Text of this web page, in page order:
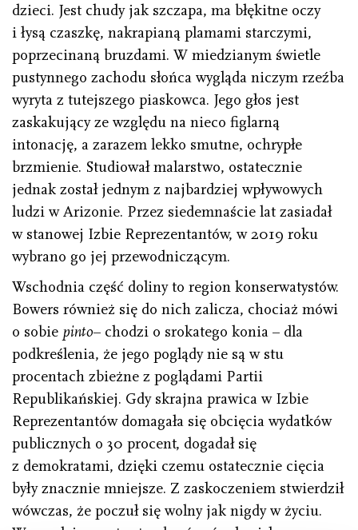
dzieci. Jest chudy jak szczapa, ma błękitne oczy
i łysą czaszkę, nakrapianą plamami starczymi,
poprzecinaną bruzdami. W miedzianym świetle
pustynnego zachodu słońca wygląda niczym rzeźba
wyryta z tutejszego piaskowca. Jego głos jest
zaskakujący ze względu na nieco figlarną
intonację, a zarazem lekko smutne, ochrypłe
brzmienie. Studiował malarstwo, ostatecznie
jednak został jednym z najbardziej wpływowych
ludzi w Arizonie. Przez siedemnaście lat zasiadał
w stanowej Izbie Reprezentantów, w 2019 roku
wybrano go jej przewodniczącym.
Wschodnia część doliny to region konserwatystów.
Bowers również się do nich zalicza, chociaż mówi
o sobie pinto– chodzi o srokatego konia – dla
podkreślenia, że jego poglądy nie są w stu
procentach zbieżne z poglądami Partii
Republikańskiej. Gdy skrajna prawica w Izbie
Reprezentantów domagała się obcięcia wydatków
publicznych o 30 procent, dogadał się
z demokratami, dzięki czemu ostatecznie cięcia
były znacznie mniejsze. Z zaskoczeniem stwierdził
wówczas, że poczuł się wolny jak nigdy w życiu.